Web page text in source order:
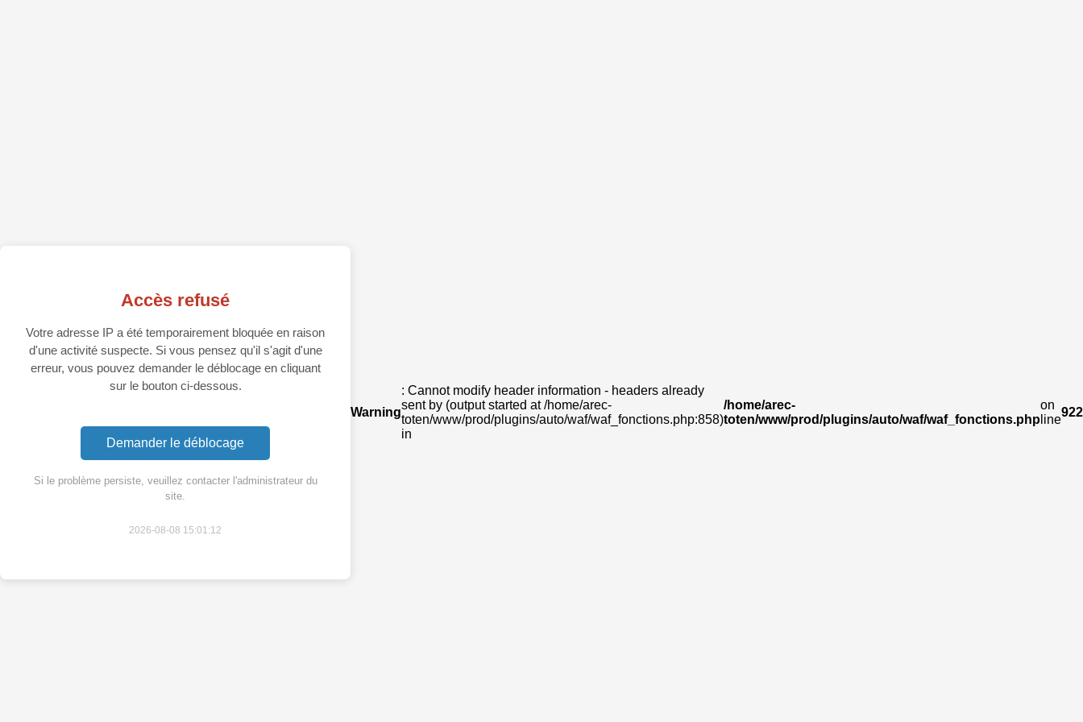
Accès refusé
Votre adresse IP a été temporairement bloquée en raison
d'une activité suspecte. Si vous pensez qu'il s'agit d'une
erreur, vous pouvez demander le déblocage en cliquant
sur le bouton ci-dessous.
Demander le déblocage
Si le problème persiste, veuillez contacter l'administrateur du
site.
2026-08-08 15:01:12
Warning
: Cannot modify header information - headers already
sent by (output started at /home/arec-
toten/www/prod/plugins/auto/waf/waf_fonctions.php:858)
in
/home/arec-
toten/www/prod/plugins/auto/waf/waf_fonctions.php
on
line
922